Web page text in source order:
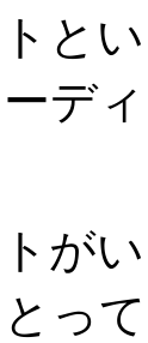
と
デ
が
っ